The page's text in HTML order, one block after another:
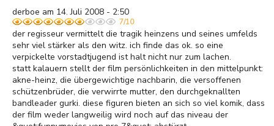
derboe am 14. Juli 2008 - 2:50
7/10
der regisseur vermittelt die tragik heinzens und seines umfelds
sehr viel stärker als den witz. ich finde das ok. so eine
verpickelte vorstadtjugend ist halt nicht nur zum lachen.
statt kalauern stellt der film persönlichkeiten in den mittelpunkt:
akne-heinz, die übergewichtige nachbarin, die versoffenen
schützenbrüder, die verwirrte mutter, den durchgeknallten
bandleader gurki. diese figuren bieten an sich so viel komik, dass
der film weder langweilig wird noch auf das niveau der